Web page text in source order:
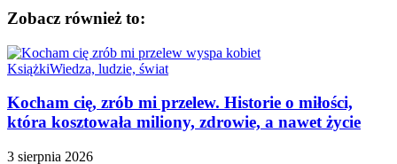
Zobacz również to:
KsiążkiWiedza, ludzie, świat
Kocham cię, zrób mi przelew. Historie o miłości,
która kosztowała miliony, zdrowie, a nawet życie
3 sierpnia 2026